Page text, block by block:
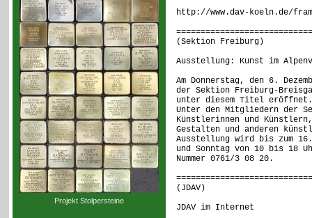
Projekt Stolpersteine
http://www.dav-koeln.de/
(Sektion
Ausstellung: Kunst im
Am Donnerstag, den 6.
der Sektion Freiburg-
unter diesem Titel eröffnet.
Unter den Mitgliedern der
Künstlerinnen und
Gestalten und anderen
Ausstellung wird bis zum 16.
und Sonntag von 10 bis 18
Nummer 0761/3 08 20.
(JDAV) [
JDAV im Internet